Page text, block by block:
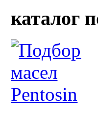
каталог